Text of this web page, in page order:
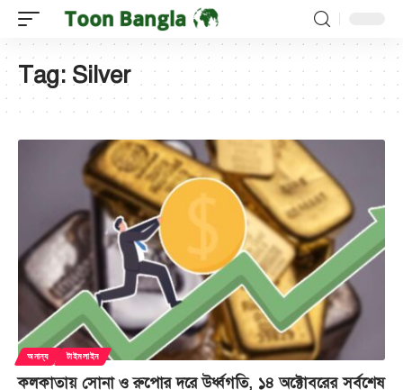
Tag: Silver
অনান্য টাইমলাইন
কলকাতায় সোনা ও রুপোর দরে উর্ধ্বগতি, ১৪ অক্টোবরের সর্বশেষ